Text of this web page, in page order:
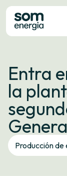
Tarifak
Enpresak
Entra
la
Producción de